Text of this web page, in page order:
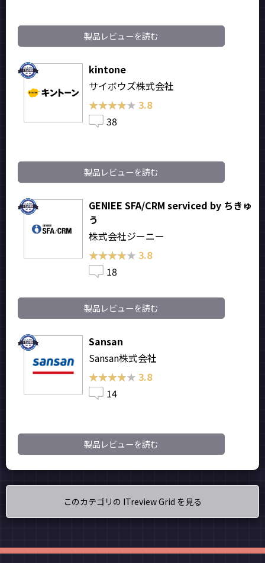
製品レビューを読む
kintone
サイボウズ株式会社
★★★★★
★★★★★ 3.8
38
製品レビューを読む
GENIEE SFA/CRM serviced by ちきゅ
う
株式会社ジーニー
★★★★★
★★★★★ 3.8
18
製品レビューを読む
Sansan
Sansan株式会社
★★★★★
★★★★★ 3.8
14
製品レビューを読む
このカテゴリの ITreview Grid を見る